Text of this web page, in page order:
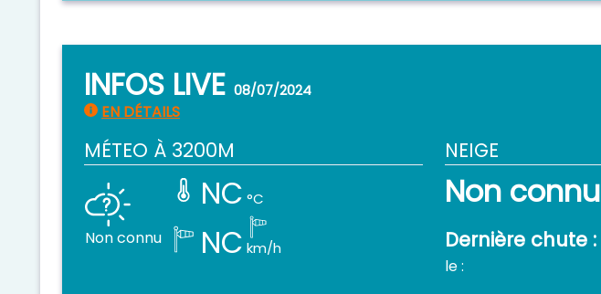
INFOS LIVE 08/07/2024
EN DÉTAILS
MÉTEO À 3200M
Non connu
NC °C
NC km/h
NEIGE
Non connu
Dernière chute :
le :